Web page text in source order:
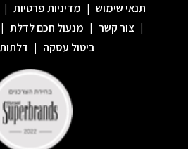
תנאי שימוש | מדיניות פרטיות |
| צור קשר | מנעול חכם לדלת |
ביטול עסקה |